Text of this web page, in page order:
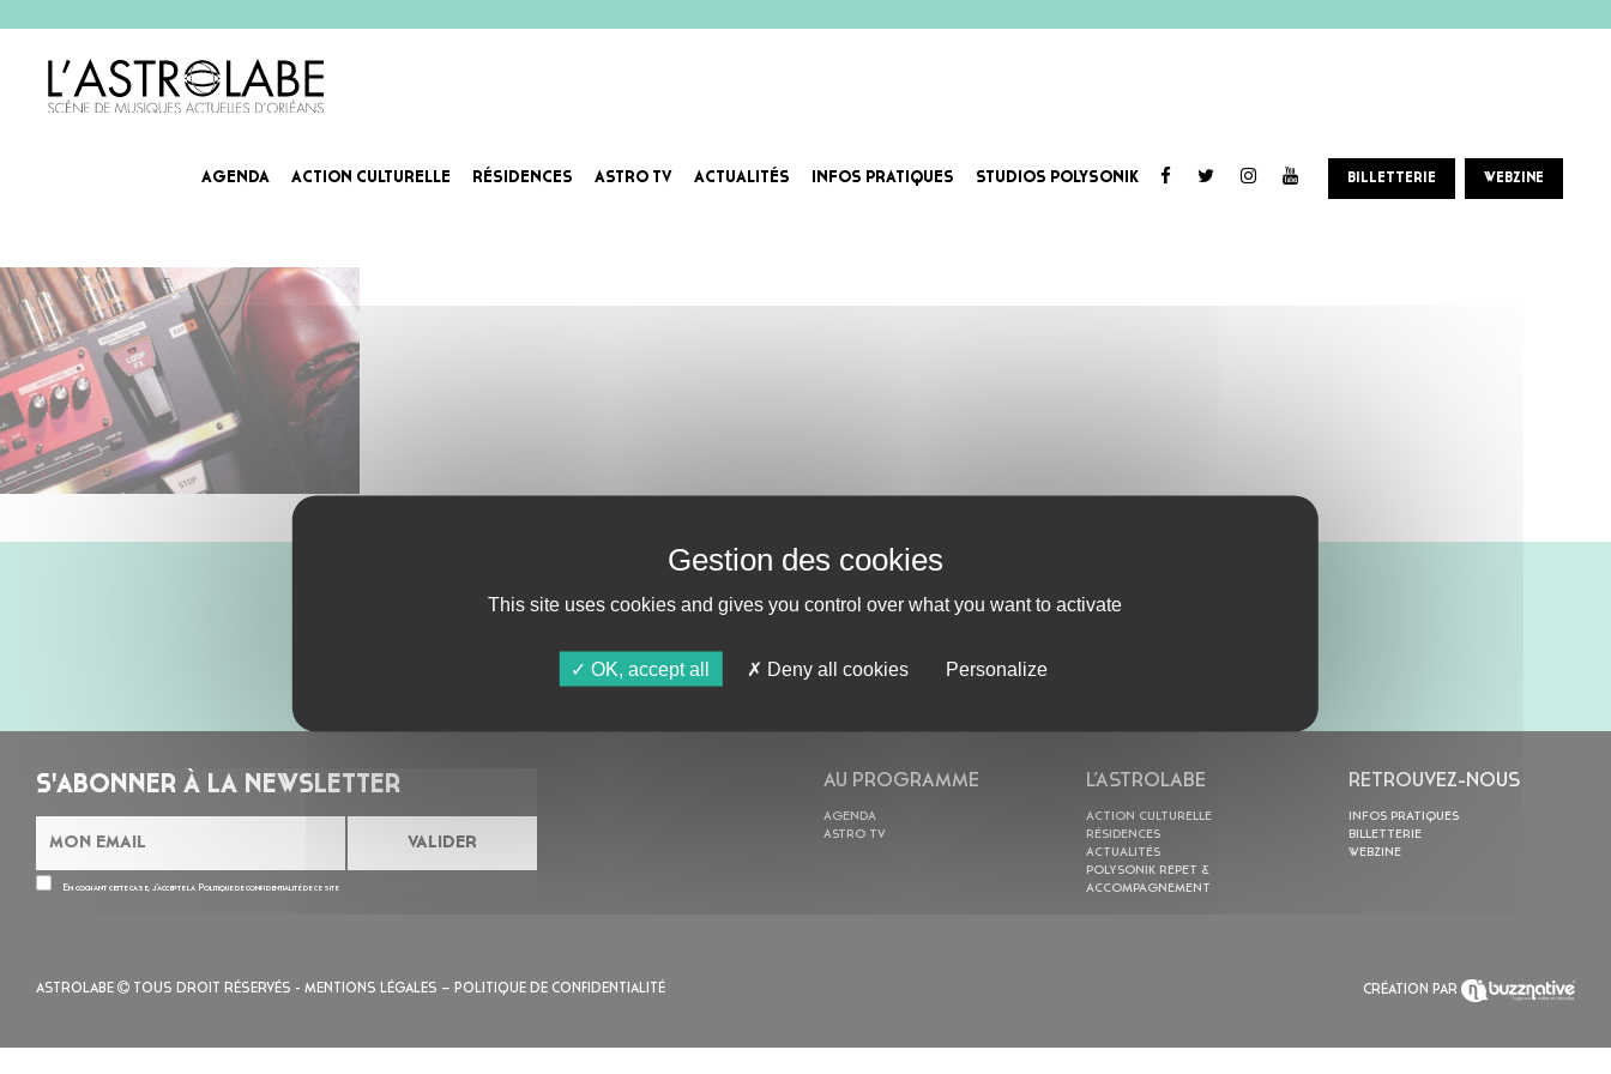
AGENDA ACTION CULTURELLE RÉSIDENCES ASTRO TV ACTUALITÉS INFOS PRATIQUES STUDIOS POLYSONIK BILLETTERIE WEBZINE
S'ABONNER À LA NEWSLETTER
En cochant cette case, j’accepte la Politique de confidentialitéde ce site
AU PROGRAMME
AGENDA
ASTRO TV
L’ASTROLABE
ACTION CULTURELLE
RÉSIDENCES
ACTUALITÉS
POLYSONIK REPET &
ACCOMPAGNEMENT
RETROUVEZ-NOUS
INFOS PRATIQUES
BILLETTERIE
WEBZINE
ASTROLABE TOUS DROIT RÉSERVÉS - MENTIONS LÉGALES – POLITIQUE DE CONFIDENTIALITÉ CRÉATION PAR
This site uses cookies and gives you control over what you want to activate
OK, accept all Deny all cookies Personalize